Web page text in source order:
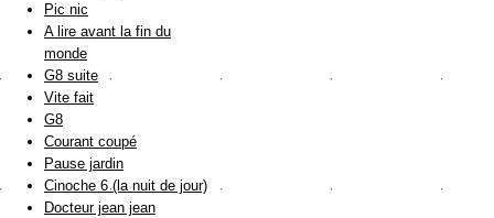
Pic nic
A lire avant la fin du
monde
G8 suite
Vite fait
G8
Courant coupé
Pause jardin
Cinoche 6 (la nuit de jour)
Docteur jean jean